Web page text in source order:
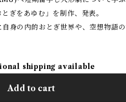
ぎをあゆむ」を制作、発表。
身の内的おとぎ世界や、空想物語
shipping available
Add to cart